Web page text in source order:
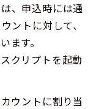
、申込時には通
ントに対して、
ます。
クリプトを起動
ウントに割り当